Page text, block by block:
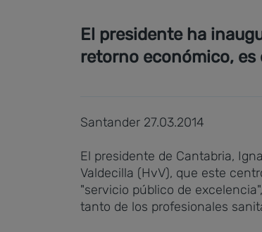
El presidente ha
retorno económico, es
Santander 27.03.2014
El presidente de Cantabria,
Valdecilla (HvV), que este
"servicio público de
tanto de los profesionales